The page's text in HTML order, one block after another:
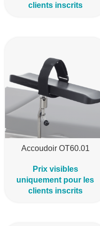
clients inscrits
Accoudoir OT60.01
Prix visibles
uniquement pour les
clients inscrits